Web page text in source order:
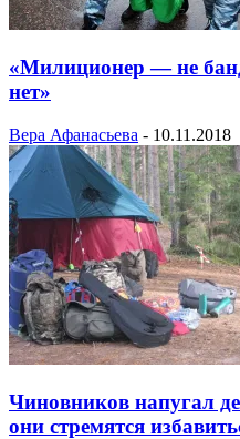
«Милиционер — не
нет»
Вера Афанасьева - 10.11.2018
Чиновников напугал
они стремятся